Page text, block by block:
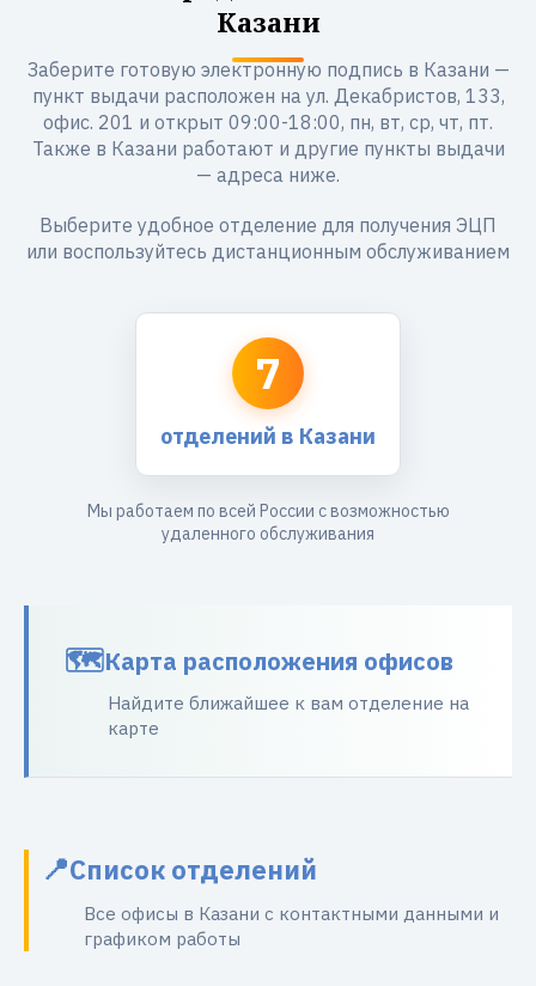
Казани
Заберите готовую электронную подпись в Казани —
пункт выдачи расположен на ул. Декабристов, 133,
офис. 201 и открыт 09:00-18:00, пн, вт, ср, чт, пт.
Также в Казани работают и другие пункты выдачи
— адреса ниже.
Выберите удобное отделение для получения ЭЦП
или воспользуйтесь дистанционным обслуживанием
7
отделений в Казани
Мы работаем по всей России с возможностью
удаленного обслуживания
Карта расположения офисов
Найдите ближайшее к вам отделение на
карте
Список отделений
Все офисы в Казани с контактными данными и
графиком работы